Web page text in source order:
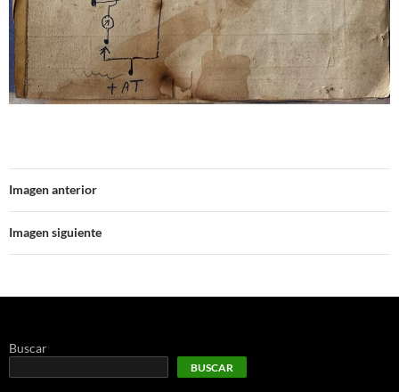
Imagen anterior
Imagen siguiente
Buscar
BUSCAR